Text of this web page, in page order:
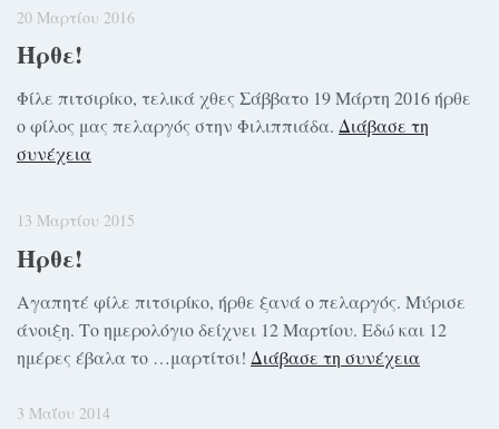
20 Μαρτίου 2016
Ήρθε!
Φίλε πιτσιρίκο, τελικά χθες Σάββατο 19 Μάρτη 2016 ήρθε
ο φίλος μας πελαργός στην Φιλιππιάδα. Διάβασε τη
συνέχεια
13 Μαρτίου 2015
Ήρθε!
Αγαπητέ φίλε πιτσιρίκο, ήρθε ξανά ο πελαργός. Μύρισε
άνοιξη. Το ημερολόγιο δείχνει 12 Μαρτίου. Εδώ και 12
ημέρες έβαλα το …μαρτίτσι! Διάβασε τη συνέχεια
3 Μαΐου 2014